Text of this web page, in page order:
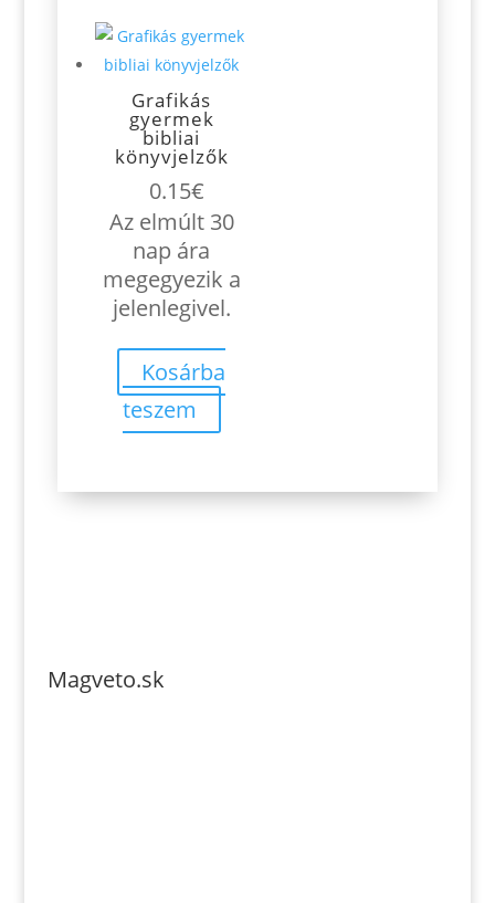
Grafikás
gyermek
bibliai
könyvjelzők
0.15€
Az elmúlt 30
nap ára
megegyezik a
jelenlegivel.
Kosárba
teszem
Magveto.sk